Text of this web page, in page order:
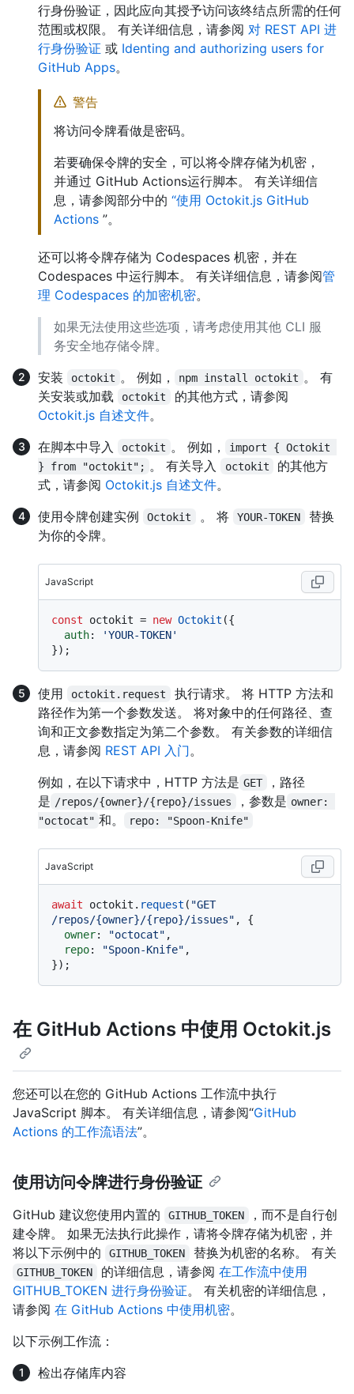
行身份验证，因此应向其授予访问该终结点所需的任何
范围或权限。 有关详细信息，请参阅 对 REST API 进
行身份验证 或 Identing and authorizing users for
GitHub Apps。
警告
将访问令牌看做是密码。
若要确保令牌的安全，可以将令牌存储为机密，
并通过 GitHub Actions运行脚本。 有关详细信
息，请参阅部分中的 “使用 Octokit.js GitHub
Actions ”。
还可以将令牌存储为 Codespaces 机密，并在
Codespaces 中运行脚本。 有关详细信息，请参阅管
理 Codespaces 的加密机密。
如果无法使用这些选项，请考虑使用其他 CLI 服
务安全地存储令牌。
安装
octokit 。 例如， npm install octokit 。 有
关安装或加载
octokit
的其他方式，请参阅
Octokit.js 自述文件。
在脚本中导入
octokit 。 例如，
import { Octokit
} from "octokit"; 。 有关导入 octokit
的其他方
式，请参阅 Octokit.js 自述文件。
使用令牌创建实例
Octokit 。 将 YOUR-TOKEN
替换
为你的令牌。
JavaScript
const octokit = new Octokit ({
auth:
'YOUR-TOKEN'
使用 octokit.request
执行请求。 将 HTTP 方法和
路径作为第一个参数发送。 将对象中的任何路径、查
询和正文参数指定为第二个参数。 有关参数的详细信
息，请参阅 REST API 入门。
例如，在以下请求中，HTTP 方法是 GET
，路径
是 /repos/{owner}/{repo}/issues ，参数是 owner:
"octocat" 和。 repo: "Spoon-Knife"
JavaScript
await octokit. request ( "GET
/repos/{owner}/{repo}/issues" , {
owner: "octocat" ,
repo: "Spoon-Knife" ,
在 GitHub Actions 中使用 Octokit.js
您还可以在您的 GitHub Actions 工作流中执行
JavaScript 脚本。 有关详细信息，请参阅“GitHub
Actions 的工作流语法”。
使用访问令牌进行身份验证
GitHub 建议您使用内置的 GITHUB_TOKEN
，而不是自行创
建令牌。 如果无法执行此操作，请将令牌存储为机密，并
将以下示例中的
GITHUB_TOKEN 替换为机密的名称。 有关
GITHUB_TOKEN 的详细信息，请参阅 在工作流中使用
GITHUB_TOKEN 进行身份验证。 有关机密的详细信息，
请参阅 在 GitHub Actions 中使用机密。
以下示例工作流：
检出存储库内容